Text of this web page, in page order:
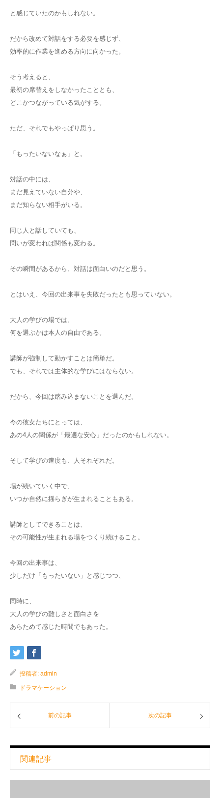
と感じていたのかもしれない。
だから改めて対話をする必要を感じず、
効率的に作業を進める方向に向かった。
そう考えると、
最初の席替えをしなかったこととも、
どこかつながっている気がする。
ただ、それでもやっぱり思う。
「もったいないなぁ」と。
対話の中には、
まだ見えていない自分や、
まだ知らない相手がいる。
同じ人と話していても、
問いが変われば関係も変わる。
その瞬間があるから、対話は面白いのだと思う。
とはいえ、今回の出来事を失敗だったとも思っていない。
大人の学びの場では、
何を選ぶかは本人の自由である。
講師が強制して動かすことは簡単だ。
でも、それでは主体的な学びにはならない。
だから、今回は踏み込まないことを選んだ。
今の彼女たちにとっては、
あの4人の関係が「最適な安心」だったのかもしれない。
そして学びの速度も、人それぞれだ。
場が続いていく中で、
いつか自然に揺らぎが生まれることもある。
講師としてできることは、
その可能性が生まれる場をつくり続けること。
今回の出来事は、
少しだけ「もったいない」と感じつつ、
同時に、
大人の学びの難しさと面白さを
あらためて感じた時間でもあった。
投稿者: admin
ドラマケーション
前の記事 次の記事
関連記事